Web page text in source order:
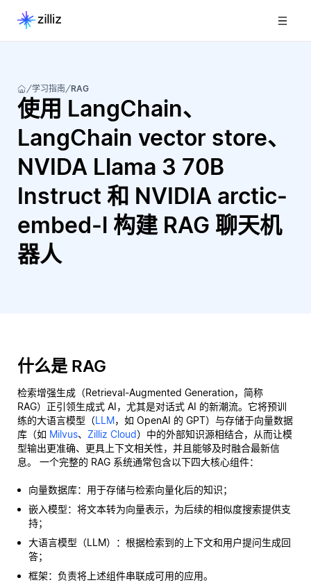
学习指南 RAG
使用 LangChain、
LangChain vector store、
NVIDA Llama 3 70B
Instruct 和 NVIDIA arctic-
embed-l 构建 RAG 聊天机
器人
什么是 RAG
检索增强生成（Retrieval-Augmented Generation，简称
RAG）正引领生成式 AI，尤其是对话式 AI 的新潮流。它将预训
练的大语言模型（LLM，如 OpenAI 的 GPT）与存储于向量数据
库（如 Milvus、 Zilliz Cloud）中的外部知识源相结合，从而让模
型输出更准确、更具上下文相关性，并且能够及时融合最新信
息。 一个完整的 RAG 系统通常包含以下四大核心组件：
向量数据库：用于存储与检索向量化后的知识；
嵌入模型：将文本转为向量表示，为后续的相似度搜索提供支
持；
大语言模型（LLM）：根据检索到的上下文和用户提问生成回
答；
框架：负责将上述组件串联成可用的应用。